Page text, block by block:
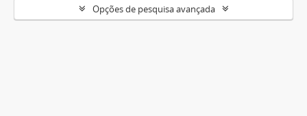
Opções de pesquisa avançada